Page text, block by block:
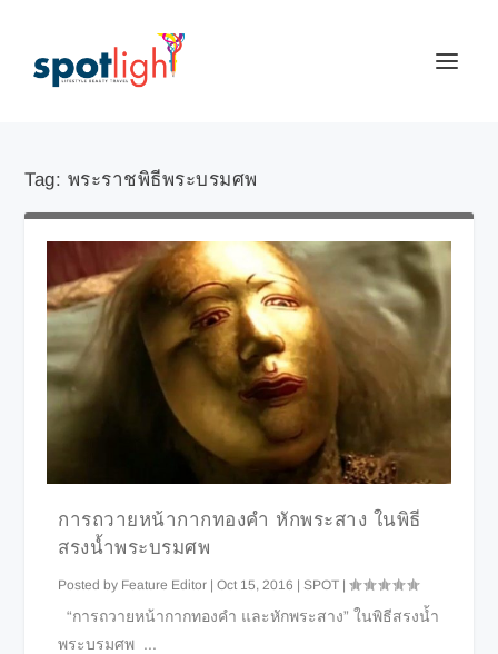
Tag: พระราชพิธีพระบรมศพ
การถวายหน้ากากทองคำ หักพระสาง ในพิธี
สรงน้ำพระบรมศพ
Posted by Feature Editor |Oct 15, 2016 |SPOT |
“การถวายหน้ากากทองคำ และหักพระสาง” ในพิธีสรงน้ำ
พระบรมศพ ...